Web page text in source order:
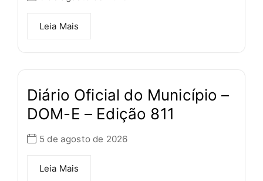
Leia Mais
Diário Oficial do Município –
DOM-E – Edição 811
5 de agosto de 2026
Leia Mais